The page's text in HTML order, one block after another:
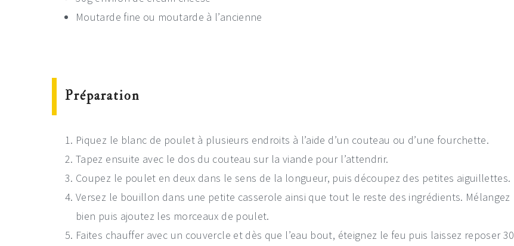
Moutarde fine ou moutarde à l’ancienne
Préparation
Piquez le blanc de poulet à plusieurs endroits à l’aide d’un couteau ou d’une fourchette.
Tapez ensuite avec le dos du couteau sur la viande pour l’attendrir.
Coupez le poulet en deux dans le sens de la longueur, puis découpez des petites aiguillettes.
Versez le bouillon dans une petite casserole ainsi que tout le reste des ingrédients. Mélangez
bien puis ajoutez les morceaux de poulet.
Faites chauffer avec un couvercle et dès que l’eau bout, éteignez le feu puis laissez reposer 30